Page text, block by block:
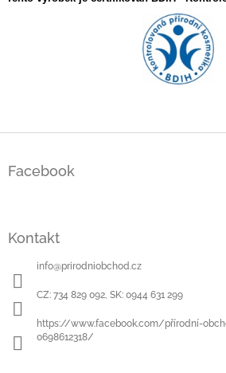
Facebook
Kontakt
info@prirodniobchod.cz
CZ: 734 829 092, SK: 0944 631 299
https://www.facebook.com/přírodní-
0698612318/